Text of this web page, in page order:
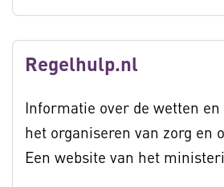
Regelhulp.nl
Informatie over de wetten
het organiseren van zorg en
Een website van het